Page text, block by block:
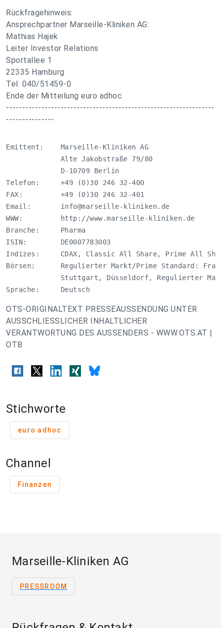
Rückfragehinweis:
Ansprechpartner Marseille-Kliniken AG:
Mathias Hajek
Leiter Investor Relations
Sportallee 1
22335 Hamburg
Tel. 040/51459-0
Ende der Mitteilung euro adhoc
-----------------------------------------------------------------
---------------
Emittent:    Marseille-Kliniken AG
             Alte Jakobstraße 79/80
             D-10709 Berlin
Telefon:     +49 (0)30 246 32-400
FAX:         +49 (0)30 246 32-401
Email: info@marseille-kliniken.de
WWW:         http://www.marseille-kliniken.de
Branche:     Pharma
ISIN:        DE0007783003
Indizes:     CDAX, Classic All Share, Prime All
Börsen:      Regulierter Markt/Prime Standard:
Stuttgart, Düsseldorf, Regulierter
Sprache:     Deutsch
OTS-ORIGINALTEXT PRESSEAUSSENDUNG UNTER
AUSSCHLIESSLICHER INHALTLICHER
VERANTWORTUNG DES AUSSENDERS - WWW.OTS.AT |
OTB
Stichworte
euro adhoc
Channel
Finanzen
Marseille-Kliniken AG
PRESSROOM